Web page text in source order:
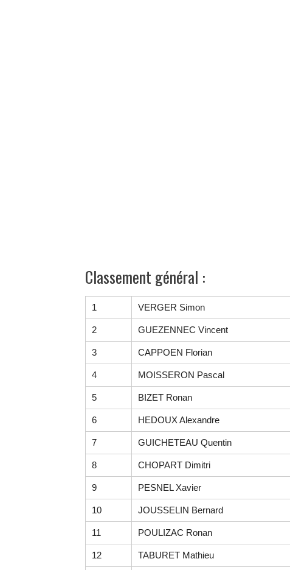
Classement général :
1 VERGER Simon
2 GUEZENNEC Vincent
3 CAPPOEN Florian
4 MOISSERON Pascal
5 BIZET Ronan
6 HEDOUX Alexandre
7 GUICHETEAU Quentin
8 CHOPART Dimitri
9 PESNEL Xavier
10 JOUSSELIN Bernard
11 POULIZAC Ronan
12 TABURET Mathieu